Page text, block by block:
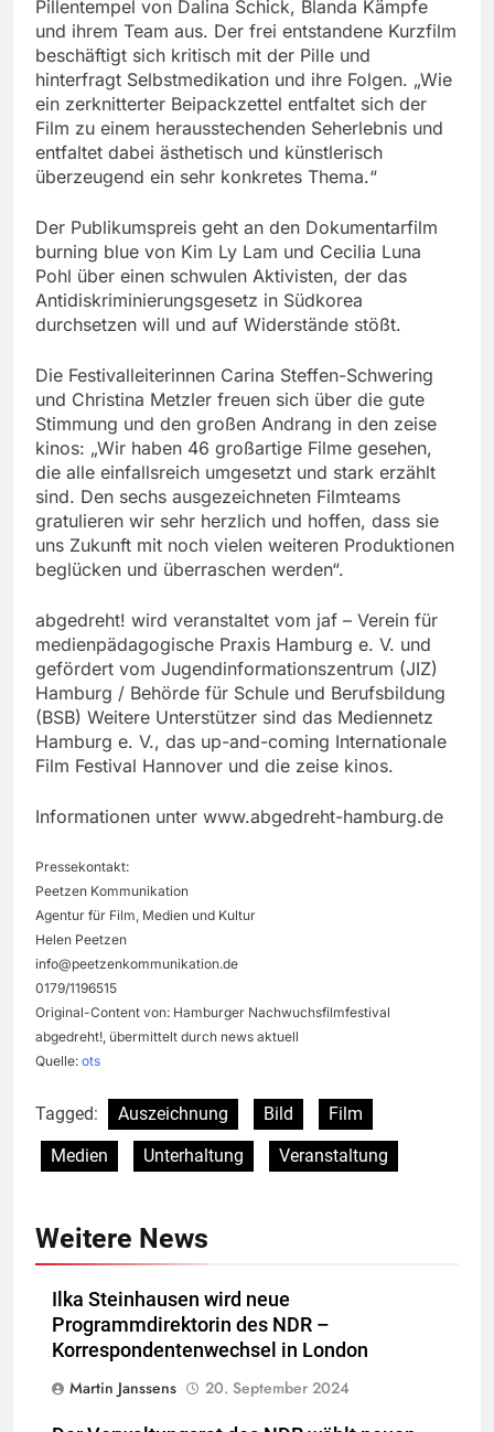
Pillentempel von Dalina Schick, Blanda Kämpfe
und ihrem Team aus. Der frei entstandene Kurzfilm
beschäftigt sich kritisch mit der Pille und
hinterfragt Selbstmedikation und ihre Folgen. „Wie
ein zerknitterter Beipackzettel entfaltet sich der
Film zu einem herausstechenden Seherlebnis und
entfaltet dabei ästhetisch und künstlerisch
überzeugend ein sehr konkretes Thema.“
Der Publikumspreis geht an den Dokumentarfilm
burning blue von Kim Ly Lam und Cecilia Luna
Pohl über einen schwulen Aktivisten, der das
Antidiskriminierungsgesetz in Südkorea
durchsetzen will und auf Widerstände stößt.
Die Festivalleiterinnen Carina Steffen-Schwering
und Christina Metzler freuen sich über die gute
Stimmung und den großen Andrang in den zeise
kinos: „Wir haben 46 großartige Filme gesehen,
die alle einfallsreich umgesetzt und stark erzählt
sind. Den sechs ausgezeichneten Filmteams
gratulieren wir sehr herzlich und hoffen, dass sie
uns Zukunft mit noch vielen weiteren Produktionen
beglücken und überraschen werden“.
abgedreht! wird veranstaltet vom jaf – Verein für
medienpädagogische Praxis Hamburg e. V. und
gefördert vom Jugendinformationszentrum (JIZ)
Hamburg / Behörde für Schule und Berufsbildung
(BSB) Weitere Unterstützer sind das Mediennetz
Hamburg e. V., das up-and-coming Internationale
Film Festival Hannover und die zeise kinos.
Informationen unter www.abgedreht-hamburg.de
Pressekontakt:
Peetzen Kommunikation
Agentur für Film, Medien und Kultur
Helen Peetzen
info@peetzenkommunikation.de
0179/1196515
Original-Content von: Hamburger Nachwuchsfilmfestival
abgedreht!, übermittelt durch news aktuell
Quelle: ots
Tagged: Auszeichnung Bild
Film
Medien
Unterhaltung Veranstaltung
Weitere News
Ilka Steinhausen wird neue
Programmdirektorin des NDR –
Korrespondentenwechsel in London
Martin Janssens
20. September 2024